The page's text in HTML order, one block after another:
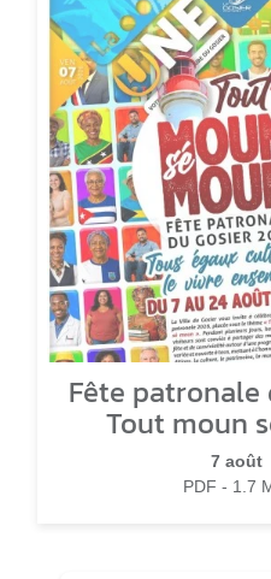
Fête patronale
Tout moun
7 août
PDF - 1.7